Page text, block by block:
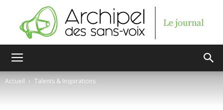
Accueil Talents & Inspirations